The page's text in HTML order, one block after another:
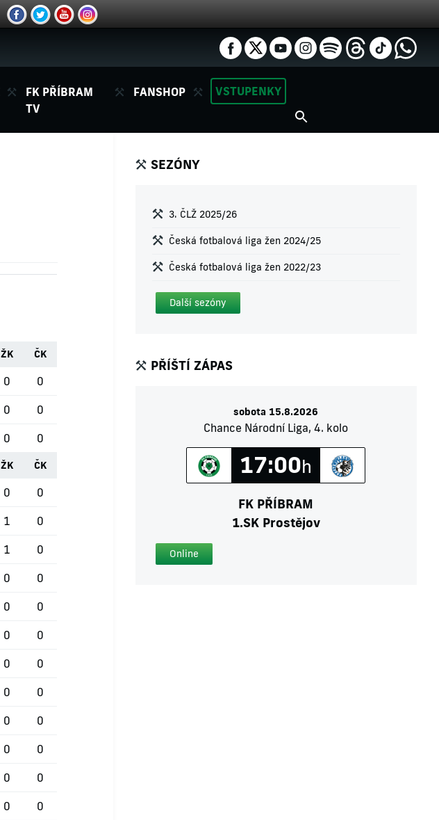
FK PŘÍBRAM
TV
FANSHOP VSTUPENKY
ŽK ČK
0 0
0 0
0 0
ŽK ČK
0 0
1 0
1 0
0 0
0 0
0 0
0 0
0 0
0 0
0 0
0 0
0 0
SEZÓNY
3. ČLŽ 2025/26
Česká fotbalová liga žen 2024/25
Česká fotbalová liga žen 2022/23
Další sezóny
PŘÍŠTÍ ZÁPAS
sobota 15.8.2026
Chance Národní Liga, 4. kolo
17:00h
FK PŘÍBRAM
1.SK Prostějov
Online